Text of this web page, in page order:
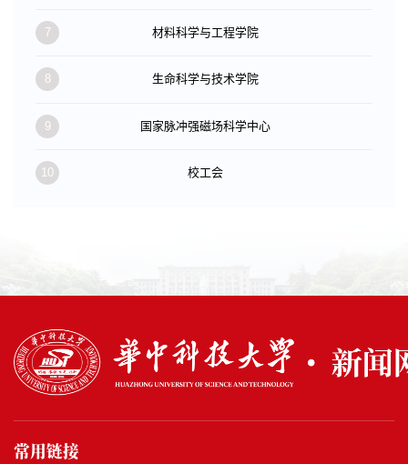
7 材料科学与工程学院
8 生命科学与技术学院
9 国家脉冲强磁场科学中心
10 校工会
常用链接